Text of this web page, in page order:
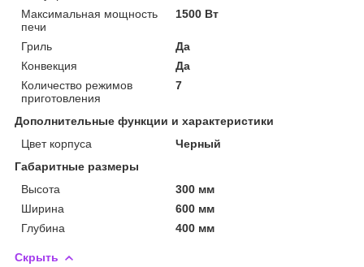
Максимальная мощность
печи
1500 Вт
Гриль
Да
Конвекция
Да
Количество режимов
приготовления
7
Дополнительные функции и характеристики
Цвет корпуса
Черный
Габаритные размеры
Высота
300 мм
Ширина
600 мм
Глубина
400 мм
Скрыть